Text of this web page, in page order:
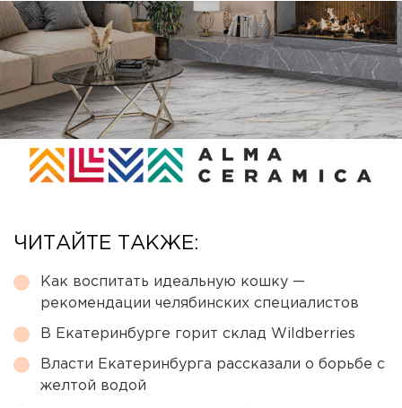
ЧИТАЙТЕ ТАКЖЕ:
Как воспитать идеальную кошку —
рекомендации челябинских специалистов
В Екатеринбурге горит склад Wildberries
Власти Екатеринбурга рассказали о борьбе с
желтой водой